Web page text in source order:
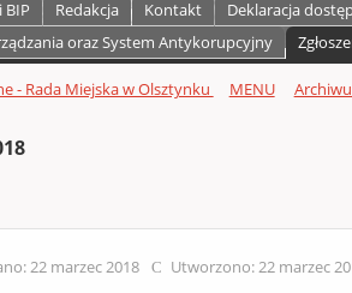
BIP Redakcja Kontakt Deklaracja
oraz System Antykorupcyjny
- Rada Miejska w Olsztynku MENU
22 marzec 2018 Utworzono: 22 marzec